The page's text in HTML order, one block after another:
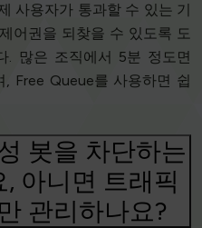
사용자가 통과할 수 있는 기
어권을 되찾을 수 있도록 도
. 많은 조직에서 5분 정도면
Free Queue를 사용하면 쉽
봇을 차단하는
아니면 트래픽
관리하나요?